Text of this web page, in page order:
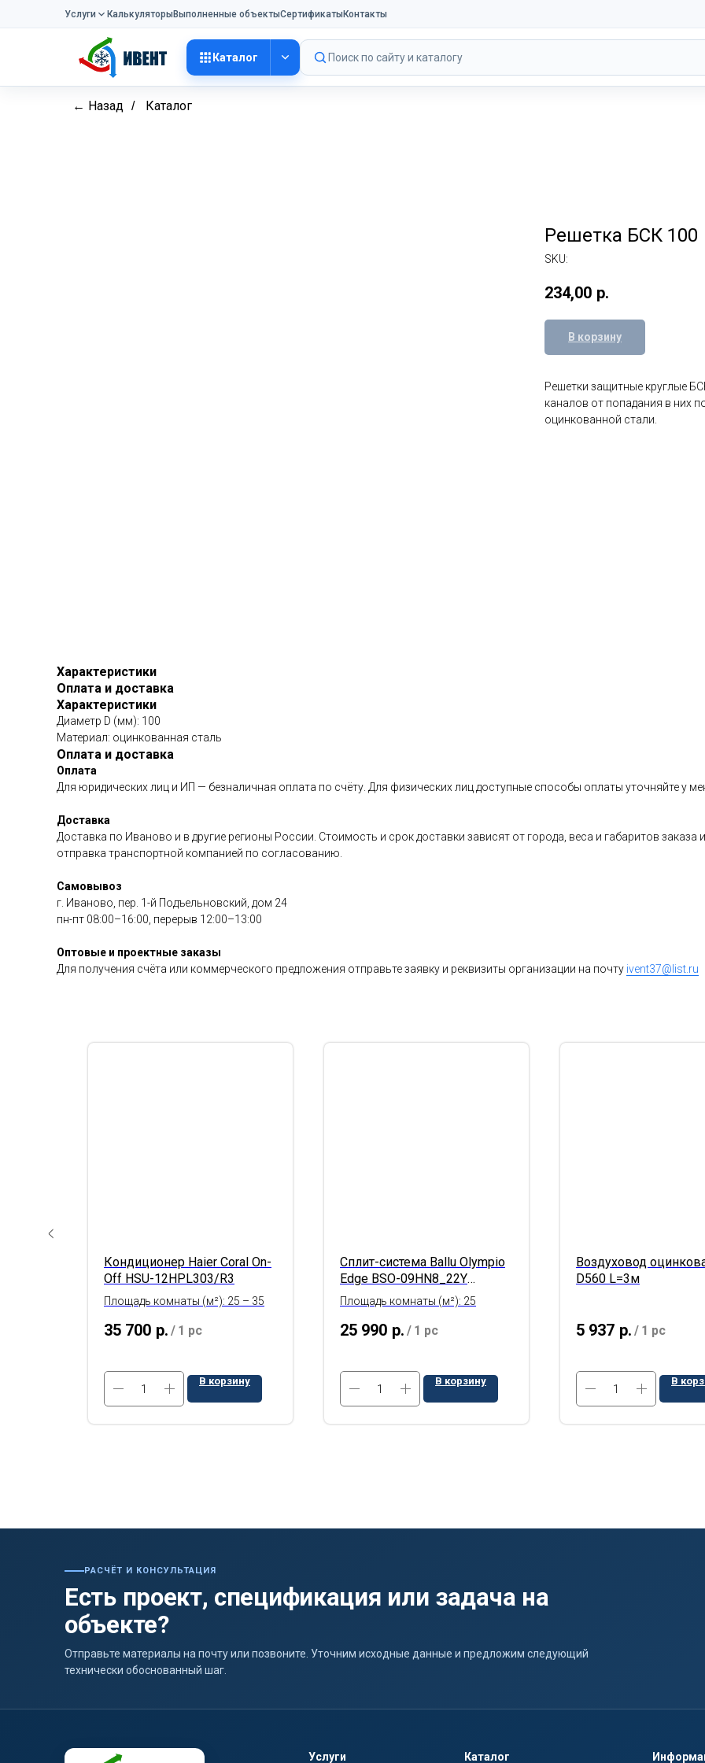
Услуги КалькуляторыВыполненные объектыСертификатыКонтакты
Каталог Поиск по сайту и каталогу
← Назад / Каталог
Решетка БСК 100
SKU:
234,00 р.
В корзину
Решетки защитные круглые
каналов от попадания в них
оцинкованной стали.
Характеристики
Оплата и доставка
Характеристики
Диаметр D (мм): 100
Материал: оцинкованная сталь
Оплата и доставка
Оплата
Для юридических лиц и ИП — безналичная оплата по счёту. Для физических лиц доступные способы оплаты уточняйте у
Доставка
Доставка по Иваново и в другие регионы России. Стоимость и срок доставки зависят от города, веса и габаритов
отправка транспортной компанией по согласованию.
Самовывоз
г. Иваново, пер. 1-й Подъельновский, дом 24
пн-пт 08:00–16:00, перерыв 12:00–13:00
Оптовые и проектные заказы
Для получения счёта или коммерческого предложения отправьте заявку и реквизиты организации на почту ivent37@list.ru
Кондиционер Haier Coral On-
Off HSU-12HPL303/R3
Площадь комнаты (м²): 25 – 35
35 700 р. / 1 pc
В корзину
Сплит-система Ballu Olympio
Edge BSO-09HN8_22Y
комплект
Площадь комнаты (м²): 25
25 990 р. / 1 pc
В корзину
Воздуховод
D560 L=3м
5 937 р. / 1 pc
В
РАСЧЁТ И КОНСУЛЬТАЦИЯ
Есть проект, спецификация или задача на
объекте?
Отправьте материалы на почту или позвоните. Уточним исходные данные и предложим следующий
технически обоснованный шаг.
Услуги Каталог